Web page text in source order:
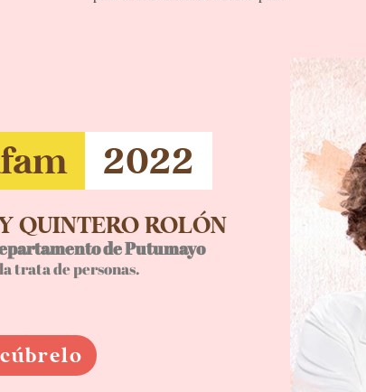
2022
QUINTERO ROLÓN
de Putumayo
trata de personas.